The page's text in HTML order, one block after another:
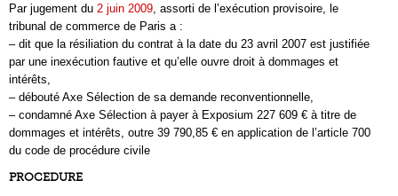
Par jugement du 2 juin 2009, assorti de l’exécution provisoire, le
tribunal de commerce de Paris a :
– dit que la résiliation du contrat à la date du 23 avril 2007 est justifiée
par une inexécution fautive et qu’elle ouvre droit à dommages et
intérêts,
– débouté Axe Sélection de sa demande reconventionnelle,
– condamné Axe Sélection à payer à Exposium 227 609 € à titre de
dommages et intérêts, outre 39 790,85 € en application de l’article 700
du code de procédure civile
PROCEDURE